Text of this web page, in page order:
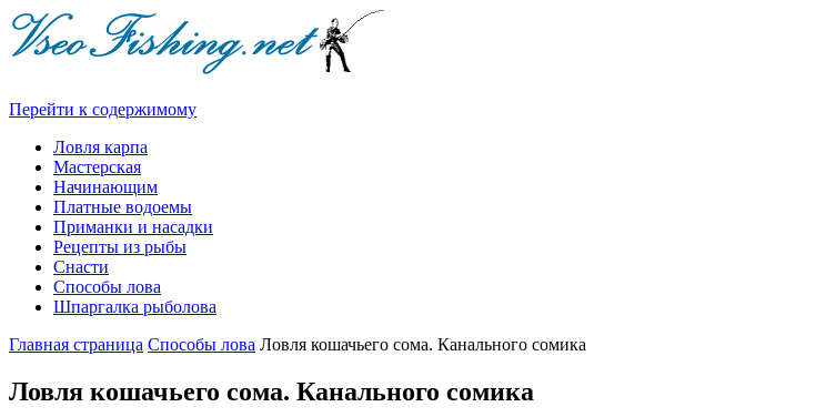
Перейти к содержимому
Ловля карпа
Мастерская
Начинающим
Платные водоемы
Приманки и насадки
Рецепты из рыбы
Снасти
Способы лова
Шпаргалка рыболова
Главная страница Способы лова Ловля кошачьего сома. Канального сомика
Ловля кошачьего сома. Канального сомика